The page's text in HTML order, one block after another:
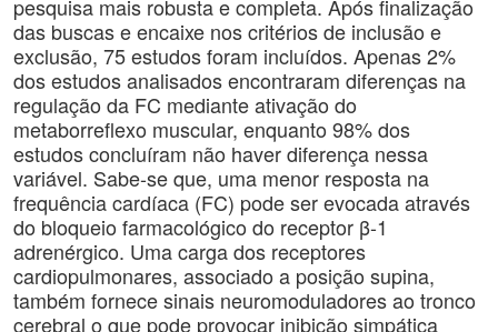
pesquisa mais robusta e completa. Após finalização
das buscas e encaixe nos critérios de inclusão e
exclusão, 75 estudos foram incluídos. Apenas 2%
dos estudos analisados encontraram diferenças na
regulação da FC mediante ativação do
metaborreflexo muscular, enquanto 98% dos
estudos concluíram não haver diferença nessa
variável. Sabe-se que, uma menor resposta na
frequência cardíaca (FC) pode ser evocada através
do bloqueio farmacológico do receptor β-1
adrenérgico. Uma carga dos receptores
cardiopulmonares, associado a posição supina,
também fornece sinais neuromoduladores ao tronco
cerebral o que pode provocar inibição simpática